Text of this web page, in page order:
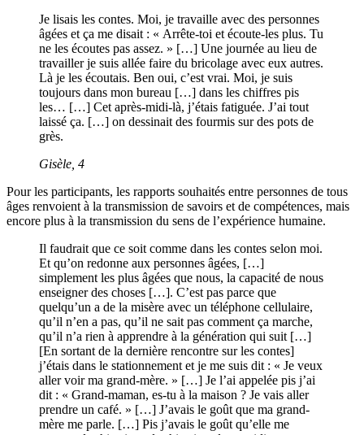
Je lisais les contes. Moi, je travaille avec des personnes
âgées et ça me disait : « Arrête-toi et écoute-les plus. Tu
ne les écoutes pas assez. » […] Une journée au lieu de
travailler je suis allée faire du bricolage avec eux autres.
Là je les écoutais. Ben oui, c’est vrai. Moi, je suis
toujours dans mon bureau […] dans les chiffres pis
les… […] Cet après-midi-là, j’étais fatiguée. J’ai tout
laissé ça. […] on dessinait des fourmis sur des pots de
grès.
Gisèle, 4
Pour les participants, les rapports souhaités entre personnes de tous
âges renvoient à la transmission de savoirs et de compétences, mais
encore plus à la transmission du sens de l’expérience humaine.
Il faudrait que ce soit comme dans les contes selon moi.
Et qu’on redonne aux personnes âgées, […]
simplement les plus âgées que nous, la capacité de nous
enseigner des choses […]. C’est pas parce que
quelqu’un a de la misère avec un téléphone cellulaire,
qu’il n’en a pas, qu’il ne sait pas comment ça marche,
qu’il n’a rien à apprendre à la génération qui suit […]
[En sortant de la dernière rencontre sur les contes]
j’étais dans le stationnement et je me suis dit : « Je veux
aller voir ma grand-mère. » […] Je l’ai appelée pis j’ai
dit : « Grand-maman, es-tu à la maison ? Je vais aller
prendre un café. » […] J’avais le goût que ma grand-
mère me parle. […] Pis j’avais le goût qu’elle me